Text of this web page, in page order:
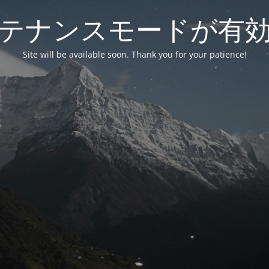
ナンスモードが有
Site will be available soon. Thank you for your patience!